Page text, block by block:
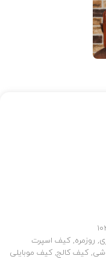
, روزمره, کیف اسپرت
, کیف کالج, کیف موبایلی